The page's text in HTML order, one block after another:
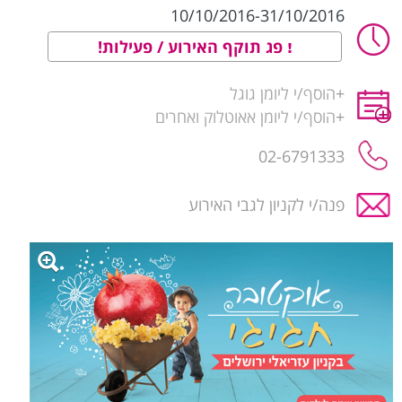
10/10/2016-31/10/2016
פג תוקף האירוע / פעילות!
+הוסף/י ליומן גוגל
+הוסף/י ליומן אאוטלוק ואחרים
02-6791333
פנה/י לקניון לגבי האירוע